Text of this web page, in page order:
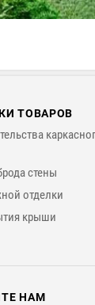
ТОВАРОВ
стены
отделки
крыши
НАМ